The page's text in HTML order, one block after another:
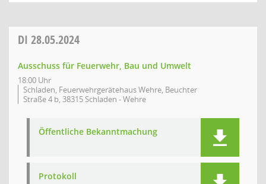
DI 28.05.2024
Ausschuss für Feuerwehr, Bau und Umwelt
18:00 Uhr
Schladen, Feuerwehrgerätehaus Wehre, Beuchter
Straße 4 b, 38315 Schladen - Wehre
Öffentliche Bekanntmachung
Protokoll